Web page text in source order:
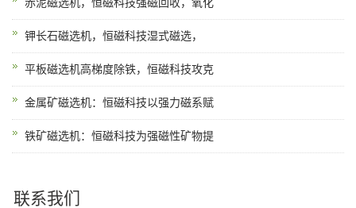
钾长石磁选机，恒磁科技湿式磁选，
平板磁选机高梯度除铁，恒磁科技攻克
金属矿磁选机：恒磁科技以强力磁系赋
铁矿磁选机：恒磁科技为强磁性矿物提
联系我们